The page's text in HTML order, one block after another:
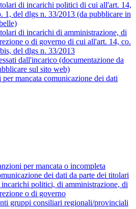
di incarichi politici di cui all'art. 14,
1, del dlgs n. 33/2013 (da pubblicare in
di incarichi di amministrazione, di
o di governo di cui all'art. 14, co.
del dlgs n. 33/2013
dall'incarico (documentazione da
sul sito web)
per mancata comunicazione dei dati
per mancata o incompleta
dei dati da parte dei titolari
politici, di amministrazione, di
o di governo
gruppi consiliari regionali/provinciali